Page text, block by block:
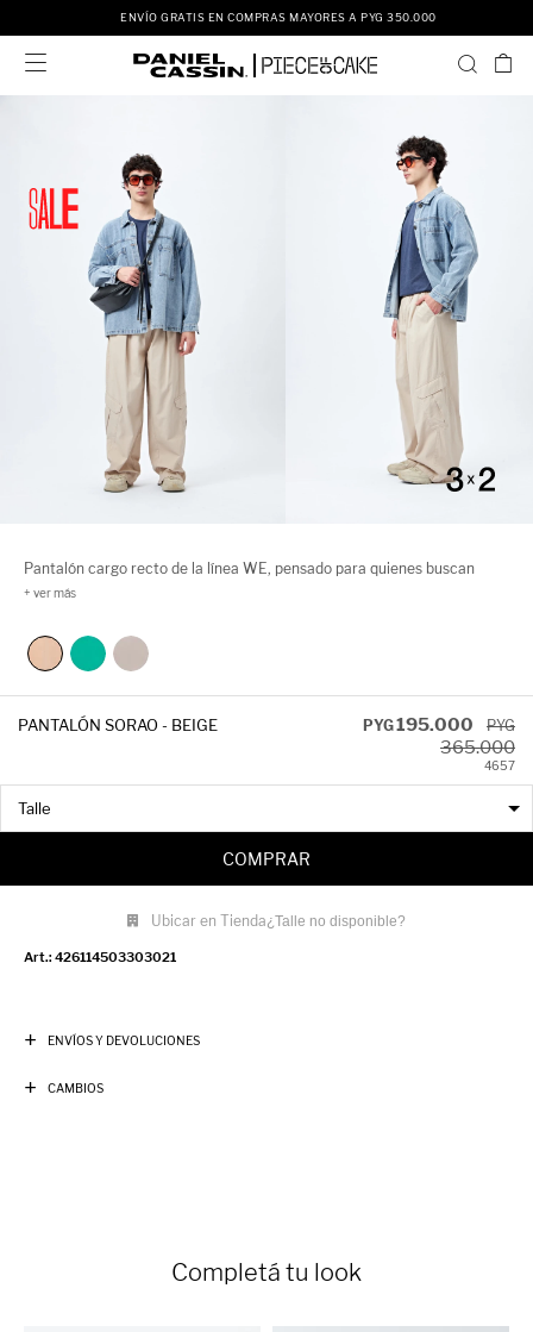
ENVÍO GRATIS EN COMPRAS MAYORES A PYG 350.000

Pantalón cargo recto de la línea WE, pensado para quienes buscan
comodidad y estilo en un mismo diseño. Su calce relajado, cintura
looks streetwear con impronta actual.
PANTALÓN SORAO - BEIGE PYG195.000 PYG
365.000
4657
COMPRAR
Ubicar en Tienda¿Talle no disponible?
426114503303021
ENVÍOS Y DEVOLUCIONES
CAMBIOS
Completá tu look